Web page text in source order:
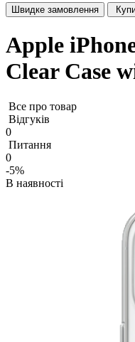
Швидке замовлення
Apple
Clear Case
Все про товар
Відгуків
0
Питання
0
-5%
В наявності